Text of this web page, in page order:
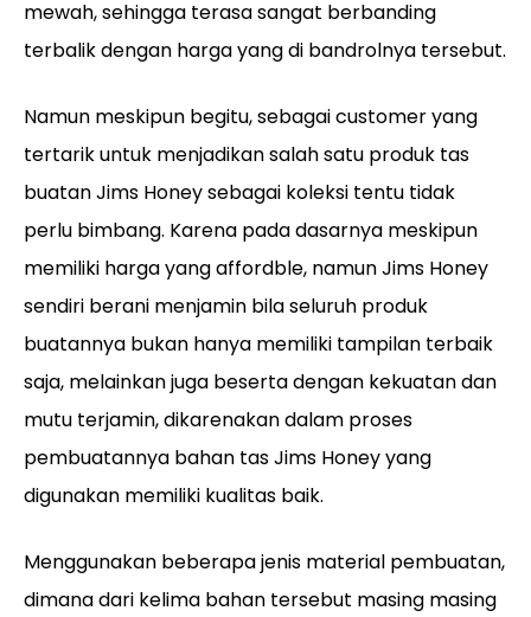
mewah, sehingga terasa sangat berbanding
terbalik dengan harga yang di bandrolnya tersebut.
Namun meskipun begitu, sebagai customer yang
tertarik untuk menjadikan salah satu produk tas
buatan Jims Honey sebagai koleksi tentu tidak
perlu bimbang. Karena pada dasarnya meskipun
memiliki harga yang affordble, namun Jims Honey
sendiri berani menjamin bila seluruh produk
buatannya bukan hanya memiliki tampilan terbaik
saja, melainkan juga beserta dengan kekuatan dan
mutu terjamin, dikarenakan dalam proses
pembuatannya bahan tas Jims Honey yang
digunakan memiliki kualitas baik.
Menggunakan beberapa jenis material pembuatan,
dimana dari kelima bahan tersebut masing masing